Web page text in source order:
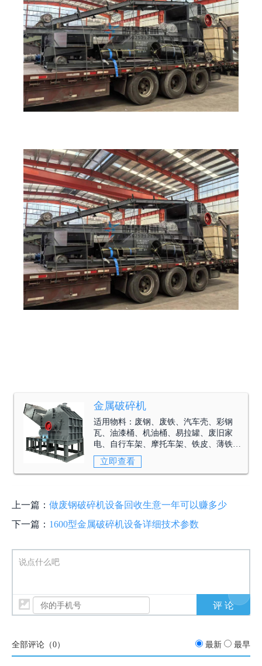
金属破碎机
适用物料： 废钢、废铁、汽车壳、彩钢
瓦、油漆桶、机油桶、易拉罐、废旧家
电、自行车架、摩托车架、铁皮、薄铁
板、金属压块、金属边角料、轻薄废旧金
属料。
立即查看
上一篇： 做废钢破碎机设备回收生意一年可以赚多少
下一篇： 1600型金属破碎机设备详细技术参数
说点什么吧
全部评论（0） 最新 最早